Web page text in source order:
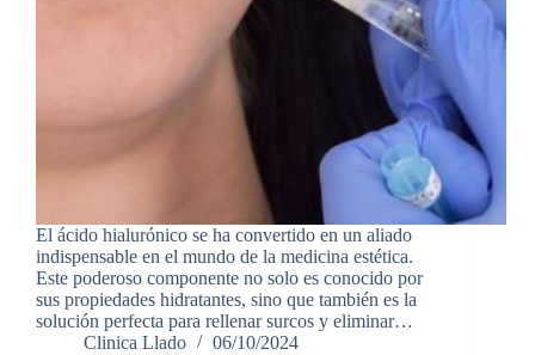
El ácido hialurónico se ha convertido en un aliado
indispensable en el mundo de la medicina estética.
Este poderoso componente no solo es conocido por
sus propiedades hidratantes, sino que también es la
solución perfecta para rellenar surcos y eliminar…
Clinica Llado
06/10/2024